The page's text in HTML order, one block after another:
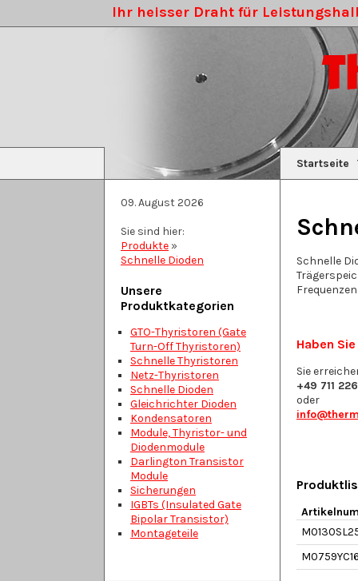
Ihr heisser Draht für
Startseite
09. August 2026
Sie sind hier:
Produkte »
Schnelle Dioden
Unsere
Produktkategorien
GTO-Thyristoren (Gate
Turn-Off Thyristoren)
Schnelle Thyristoren
Netz-Thyristoren
Schnelle Dioden
Gleichrichter Dioden
Kondensatoren
Module, Thyristor- und
Diodenmodule
Darlington Transistor
Module
Sicherungen
IGBTs (Insulated Gate
Bipolar Transistor)
Montageteile
Schnelle
Haben
Sie
+49 711
oder